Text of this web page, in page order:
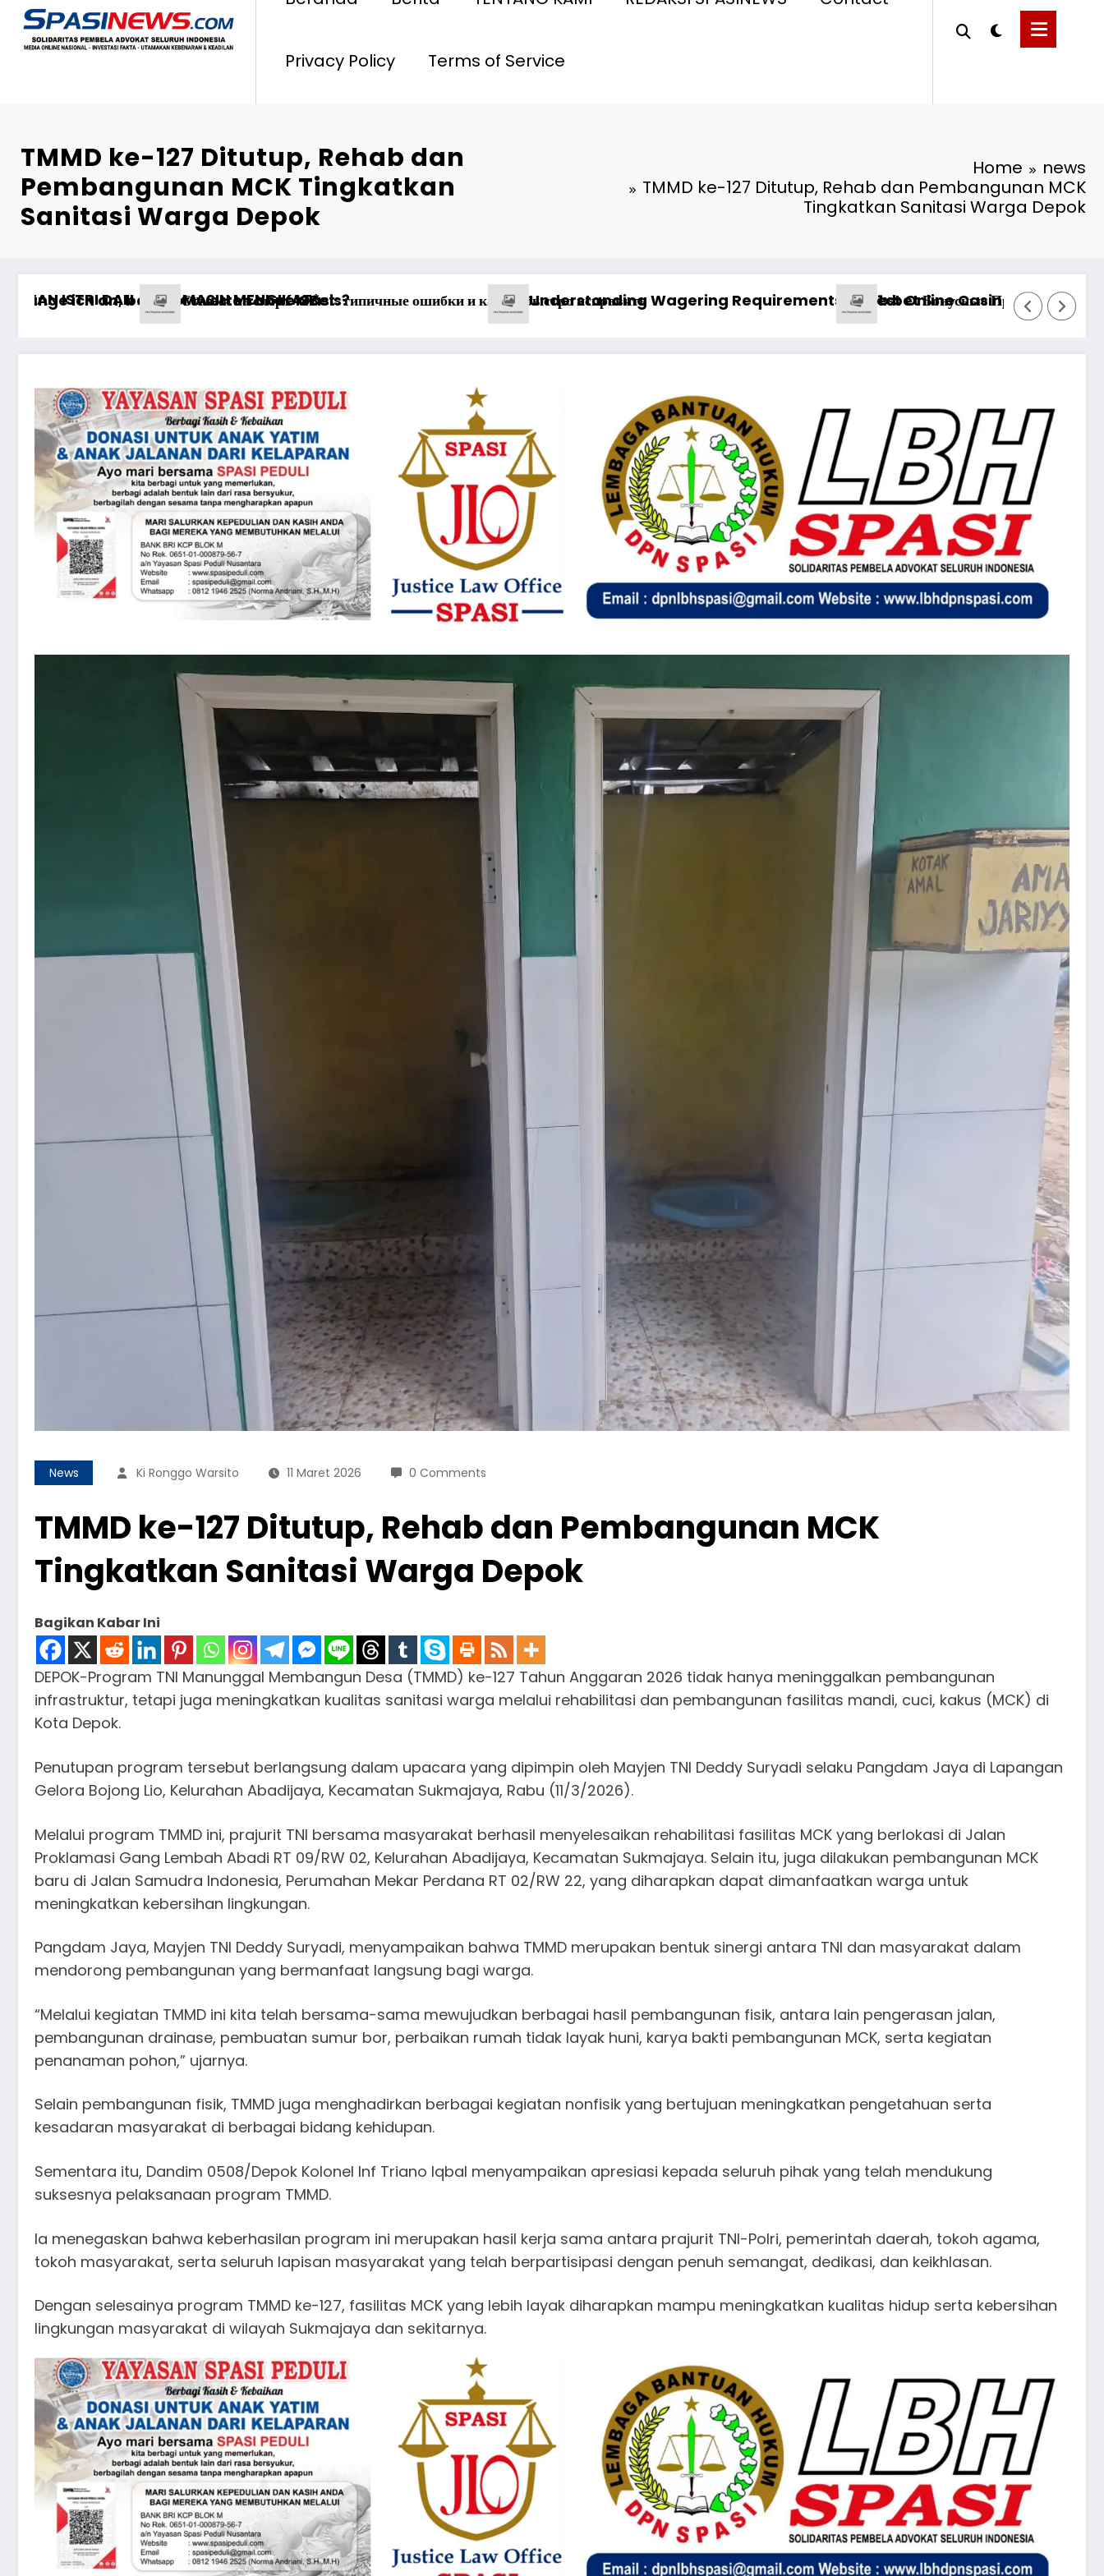
Privacy Policy Terms of Service
TMMD ke-127 Ditutup, Rehab dan
Pembangunan MCK Tingkatkan
Sanitasi Warga Depok
Home
news
TMMD ke-127 Ditutup, Rehab dan Pembangunan MCK
Tingkatkan Sanitasi Warga Depok
at Best Online Casino in Canada Real Money
1xbet Бонусные Предложения: Максимизация Вашего Игрового ОпытаƏn yaxşı Pinco mərclərdə real qazanc ssenariləri ilə uğur qazanma yolları
Анализ Пин Ап: отзывы о выводе средств на
News Ki Ronggo Warsito 11 Maret 2026 0 Comments
TMMD ke-127 Ditutup, Rehab dan Pembangunan MCK
Tingkatkan Sanitasi Warga Depok
Bagikan Kabar Ini
DEPOK-Program TNI Manunggal Membangun Desa (TMMD) ke-127 Tahun Anggaran 2026 tidak hanya meninggalkan pembangunan
infrastruktur, tetapi juga meningkatkan kualitas sanitasi warga melalui rehabilitasi dan pembangunan fasilitas mandi, cuci, kakus (MCK) di
Kota Depok.
Penutupan program tersebut berlangsung dalam upacara yang dipimpin oleh Mayjen TNI Deddy Suryadi selaku Pangdam Jaya di Lapangan
Gelora Bojong Lio, Kelurahan Abadijaya, Kecamatan Sukmajaya, Rabu (11/3/2026).
Melalui program TMMD ini, prajurit TNI bersama masyarakat berhasil menyelesaikan rehabilitasi fasilitas MCK yang berlokasi di Jalan
Proklamasi Gang Lembah Abadi RT 09/RW 02, Kelurahan Abadijaya, Kecamatan Sukmajaya. Selain itu, juga dilakukan pembangunan MCK
baru di Jalan Samudra Indonesia, Perumahan Mekar Perdana RT 02/RW 22, yang diharapkan dapat dimanfaatkan warga untuk
meningkatkan kebersihan lingkungan.
Pangdam Jaya, Mayjen TNI Deddy Suryadi, menyampaikan bahwa TMMD merupakan bentuk sinergi antara TNI dan masyarakat dalam
mendorong pembangunan yang bermanfaat langsung bagi warga.
“Melalui kegiatan TMMD ini kita telah bersama-sama mewujudkan berbagai hasil pembangunan fisik, antara lain pengerasan jalan,
pembangunan drainase, pembuatan sumur bor, perbaikan rumah tidak layak huni, karya bakti pembangunan MCK, serta kegiatan
penanaman pohon,” ujarnya.
Selain pembangunan fisik, TMMD juga menghadirkan berbagai kegiatan nonfisik yang bertujuan meningkatkan pengetahuan serta
kesadaran masyarakat di berbagai bidang kehidupan.
Sementara itu, Dandim 0508/Depok Kolonel Inf Triano Iqbal menyampaikan apresiasi kepada seluruh pihak yang telah mendukung
suksesnya pelaksanaan program TMMD.
Ia menegaskan bahwa keberhasilan program ini merupakan hasil kerja sama antara prajurit TNI-Polri, pemerintah daerah, tokoh agama,
tokoh masyarakat, serta seluruh lapisan masyarakat yang telah berpartisipasi dengan penuh semangat, dedikasi, dan keikhlasan.
Dengan selesainya program TMMD ke-127, fasilitas MCK yang lebih layak diharapkan mampu meningkatkan kualitas hidup serta kebersihan
lingkungan masyarakat di wilayah Sukmajaya dan sekitarnya.